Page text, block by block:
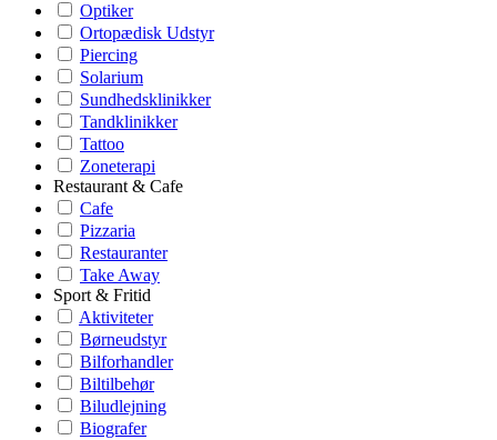
Optiker
Ortopædisk Udstyr
Piercing
Solarium
Sundhedsklinikker
Tandklinikker
Tattoo
Zoneterapi
Restaurant & Cafe
Cafe
Pizzaria
Restauranter
Take Away
Sport & Fritid
Aktiviteter
Børneudstyr
Bilforhandler
Biltilbehør
Biludlejning
Biografer